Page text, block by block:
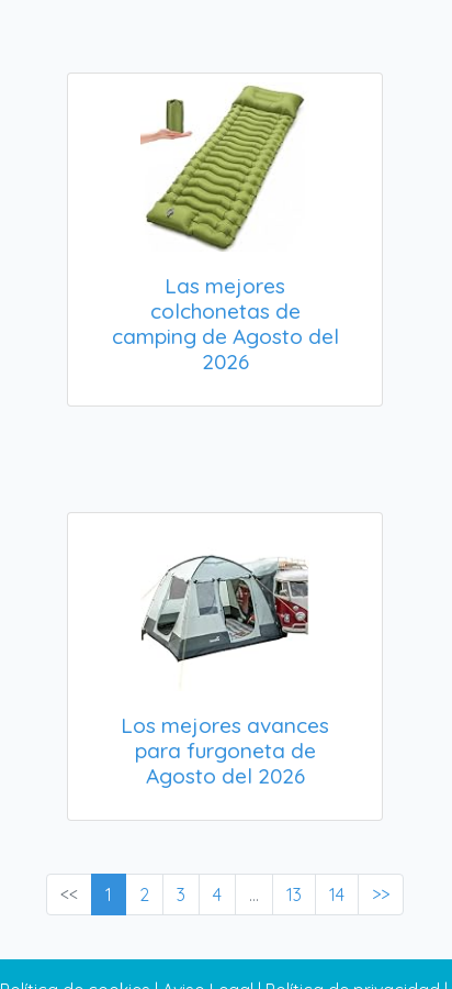
Las mejores
colchonetas de
camping de Agosto del
2026
Los mejores avances
para furgoneta de
Agosto del 2026
<< 1 2 3 4 ... 13 14 >>